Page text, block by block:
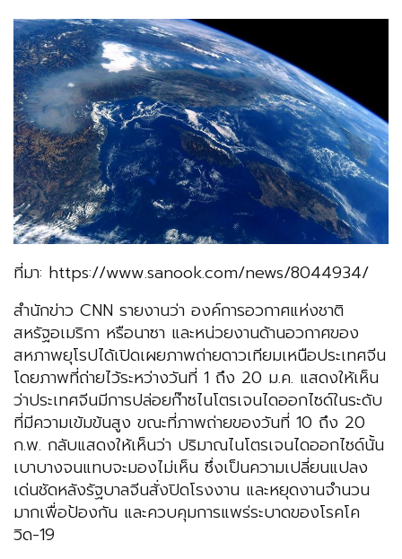
ที่มา: https://www.sanook.com/news/8044934/
สำนักข่าว CNN รายงานว่า ​องค์การอวกาศแห่งชาติ
สหรัฐอเมริกา หรือนาซา และหน่วยงานด้านอวกาศของ
สหภาพยุโรปได้เปิดเผยภาพถ่ายดาวเทียมเหนือประเทศจีน
โดยภาพที่ถ่ายไว้ระหว่างวันที่ 1 ถึง 20 ม.ค. แสดงให้เห็น
ว่าประเทศจีนมีการปล่อยก๊าซไนโตรเจนไดออกไซด์ในระดับ
ที่มีความเข้มข้นสูง ขณะที่ภาพถ่ายของวันที่ 10 ถึง 20
ก.พ. กลับแสดงให้เห็นว่า ปริมาณไนโตรเจนไดออกไซด์นั้น
เบาบางจนแทบจะมองไม่เห็น ซึ่งเป็นความเปลี่ยนแปลง
เด่นชัดหลังรัฐบาลจีนสั่งปิดโรงงาน และหยุดงานจำนวน
มากเพื่อป้องกัน และควบคุมการแพร่ระบาดของโรคโค
วิด-19